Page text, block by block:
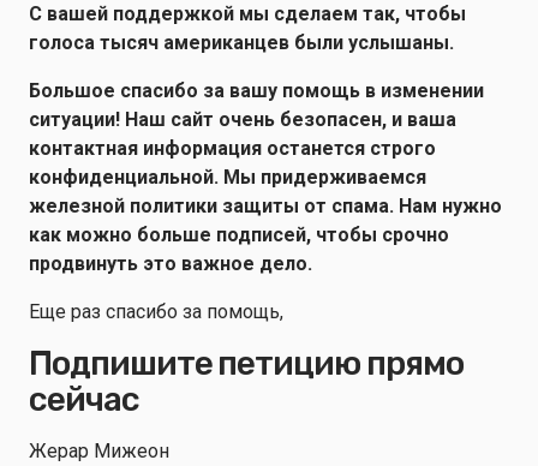
С вашей поддержкой мы сделаем так, чтобы
голоса тысяч американцев были услышаны.
Большое спасибо за вашу помощь в изменении
ситуации! Наш сайт очень безопасен, и ваша
контактная информация останется строго
конфиденциальной. Мы придерживаемся
железной политики защиты от спама. Нам нужно
как можно больше подписей, чтобы срочно
продвинуть это важное дело.
Еще раз спасибо за помощь,
Подпишите петицию прямо
сейчас
Жерар Мижеон